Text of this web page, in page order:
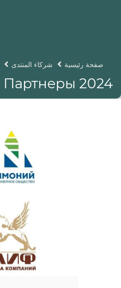
صفحة رئيسية شركاء المنتدى
Партнеры 2024